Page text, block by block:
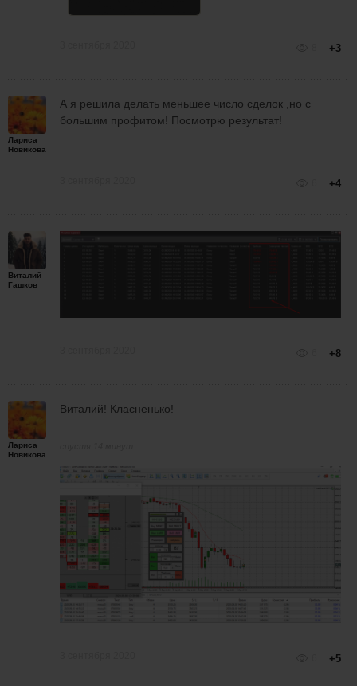
+3
Лариса
Новикова
А я решила делать меньшее число сделок ,но с
большим профитом! Посмотрю результат!
+4
Виталий
Гашков
+8
Лариса
Новикова
Виталий! Класненько!
+5